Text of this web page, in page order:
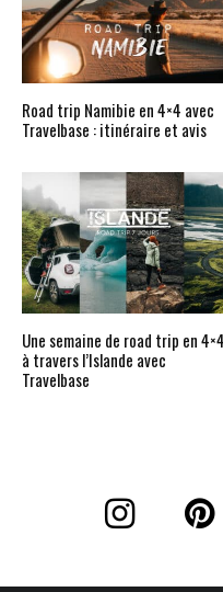
Road trip Namibie en 4×4 avec
Travelbase : itinéraire et avis
Une semaine de road trip en 4×4
à travers l’Islande avec
Travelbase